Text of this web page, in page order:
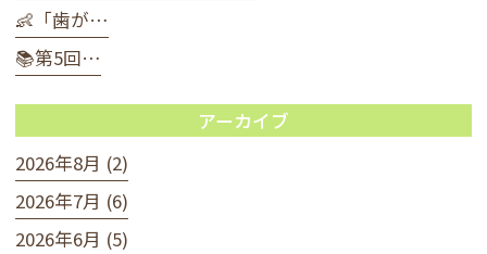
👶「歯が…
📚第5回…
アーカイブ
2026年8月 (2)
2026年7月 (6)
2026年6月 (5)